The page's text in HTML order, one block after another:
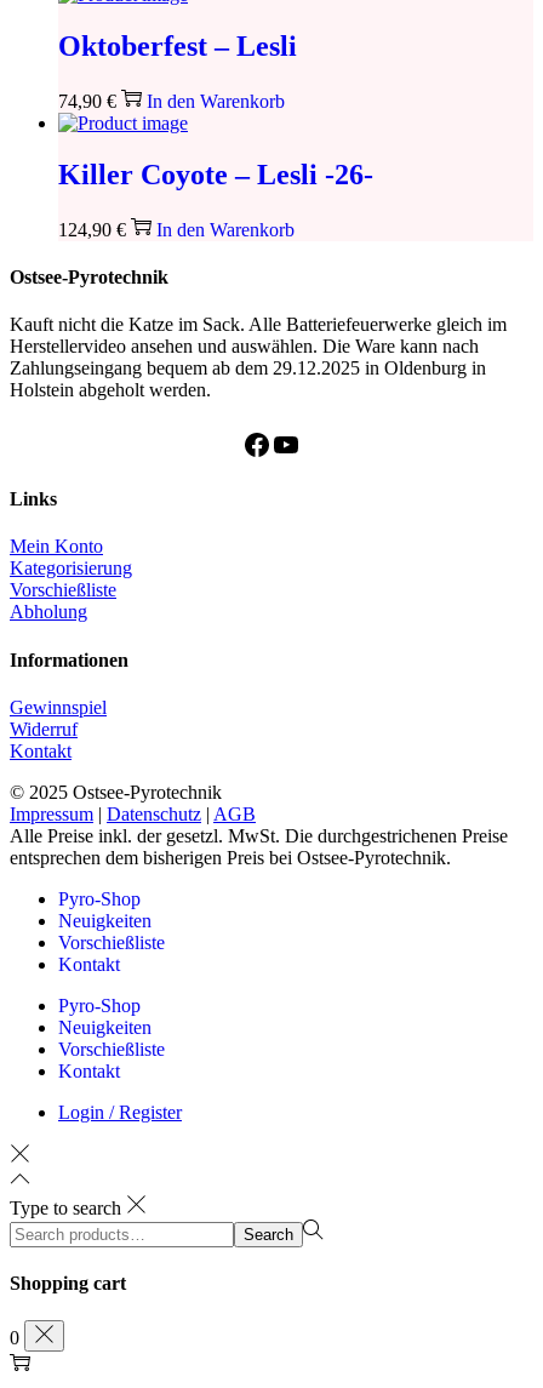
Oktoberfest – Lesli
74,90 € In den Warenkorb
Killer Coyote – Lesli -26-
124,90 € In den Warenkorb
Ostsee-Pyrotechnik
Kauft nicht die Katze im Sack. Alle Batteriefeuerwerke gleich im
Herstellervideo ansehen und auswählen. Die Ware kann nach
Zahlungseingang bequem ab dem 29.12.2025 in Oldenburg in
Holstein abgeholt werden.
Facebook
YouTube
Links
Mein Konto
Kategorisierung
Vorschießliste
Abholung
Informationen
Gewinnspiel
Widerruf
Kontakt
© 2025 Ostsee-Pyrotechnik
Impressum | Datenschutz | AGB
Alle Preise inkl. der gesetzl. MwSt. Die durchgestrichenen Preise
entsprechen dem bisherigen Preis bei Ostsee-Pyrotechnik.
Pyro-Shop
Neuigkeiten
Vorschießliste
Kontakt
Pyro-Shop
Neuigkeiten
Vorschießliste
Kontakt
Login / Register
Type to search
Search
for:>
Search
Shopping cart
0